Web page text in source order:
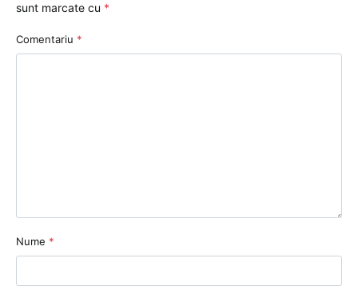
sunt marcate cu *
Comentariu *
Nume *